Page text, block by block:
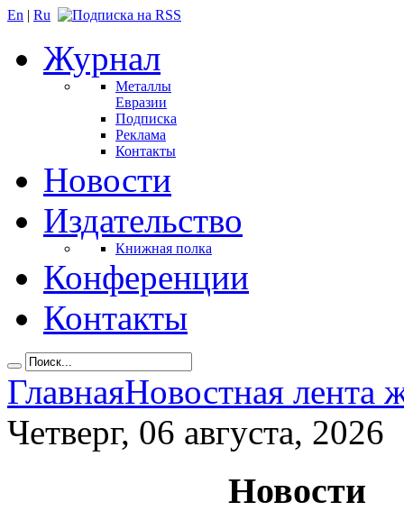
En | Ru
Журнал
Металлы
Евразии
Подписка
Реклама
Контакты
Новости
Издательство
Книжная полка
Конференции
Контакты
ГлавнаяНовостная лента
Четверг, 06 августа, 2026
Новости